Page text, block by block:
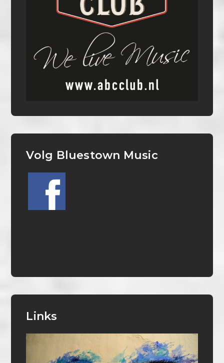
Volg Bluestown Music
Links